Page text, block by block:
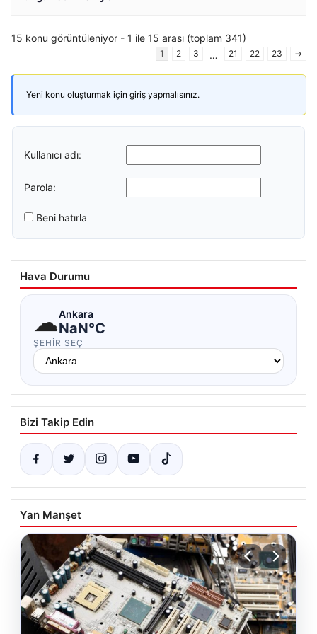
15 konu görüntüleniyor - 1 ile 15 arası (toplam 341)
1 2 3 … 21 22 23 →
Yeni konu oluşturmak için giriş yapmalısınız.
Kullanıcı adı:
Parola:
Beni hatırla
Hava Durumu
☁Ankara
NaN°C
ŞEHIR SEÇ
Bizi Takip Edin
Yan Manşet